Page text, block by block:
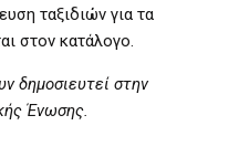
ταξιδιών για τα
στον κατάλογο.
δημοσιευτεί στην
Ένωσης.